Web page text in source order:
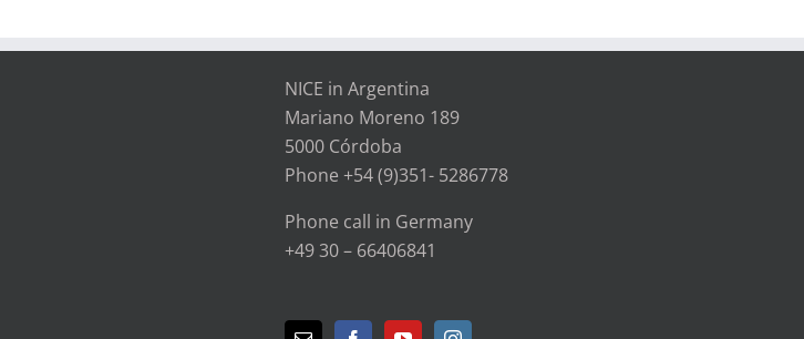
NICE in Argentina
Mariano Moreno 189
5000 Córdoba
Phone +54 (9)351- 5286778
Phone call in Germany
+49 30 – 66406841